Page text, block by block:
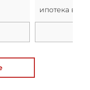
ипотека